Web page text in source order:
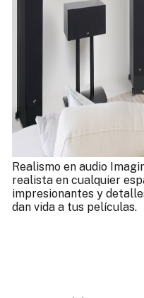
Realismo en audio
realista en cualquier
impresionantes y
dan vida a tus películas.